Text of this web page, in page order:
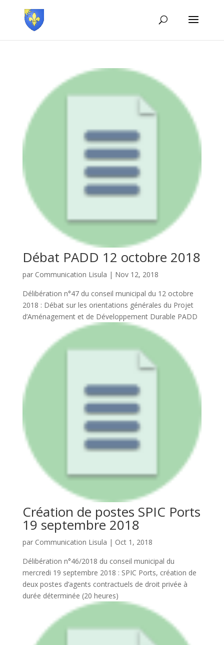
Débat PADD 12 octobre 2018
par Communication Lisula | Nov 12, 2018
Délibération n°47 du conseil municipal du 12 octobre
2018 : Débat sur les orientations générales du Projet
d’Aménagement et de Développement Durable PADD
Création de postes SPIC Ports
19 septembre 2018
par Communication Lisula | Oct 1, 2018
Délibération n°46/2018 du conseil municipal du
mercredi 19 septembre 2018 : SPIC Ports, création de
deux postes d’agents contractuels de droit privée à
durée déterminée (20 heures)